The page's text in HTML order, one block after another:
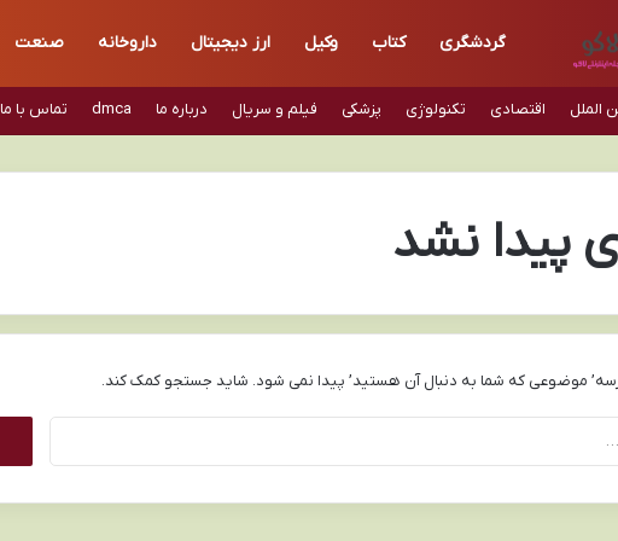
گردشگری کتاب وکیل ارز دیجیتال داروخانه صنعت
الملل اقتصادی تکنولوژی پزشکی فیلم و سریال درباره ما dmca تماس با ما
پیدا نشد
موضوعی که شما به دنبال آن هستید’ پیدا نمی شود. شاید جستجو کمک کند.